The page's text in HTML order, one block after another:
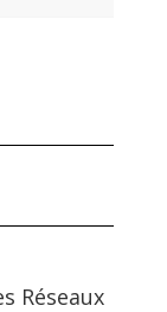
Réseaux